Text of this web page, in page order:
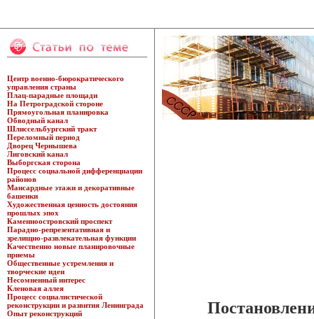
Центр военно-бюрократического
управления страны
Плац-парадные площади
На Петроградской стороне
Прямоугольная планировка
Обводный канал
Шлиссельбургский тракт
Переломный период
Дворец Чернышева
Лиговский канал
Выборгская сторона
Процесс социальной дифференциации
районов
Мансардные этажи и декоративные
башенки
Художественная ценность достояния
прошлых эпох
Каменноостровский проспект
Парадно-репрезентативная и
зрелищно-развлекательная функции
Качественно новые планировочные
приемы
Общественные устремления и
творческие идеи
Несомненный интерес
Кленовая аллея
Процесс социалистической
реконструкции и развития Ленинграда
Опыт реконструкций